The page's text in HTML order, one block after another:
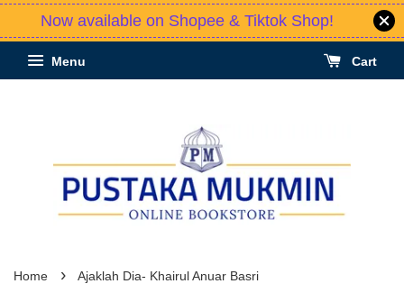
Now available on Shopee & Tiktok Shop!
Menu Cart
Home › Ajaklah Dia- Khairul Anuar Basri